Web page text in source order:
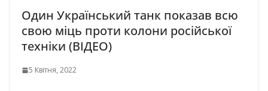
Один Український танк показав всю
свою міць проти колони російської
техніки (ВІДЕО)
5 Квітня, 2022